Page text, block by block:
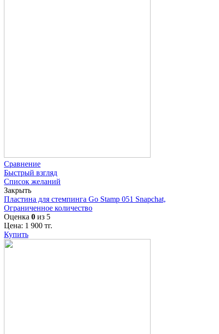
Сравнение
Быстрый взгляд
Список желаний
Закрыть
Пластина для стемпинга Go Stamp 051 Snapchat,
Ограниченное количество
Оценка 0 из 5
Цена: 1 900 тг.
Купить